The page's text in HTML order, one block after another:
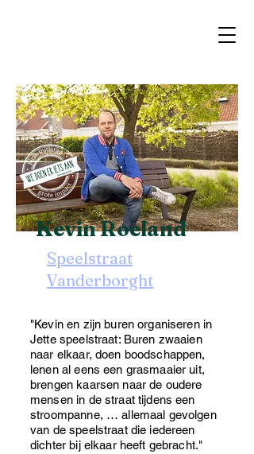
Kevin Roeland
Speelstraat
Vanderborght
"Kevin en zijn buren organiseren in
Jette speelstraat: Buren zwaaien
naar elkaar, doen boodschappen,
lenen al eens een grasmaaier uit,
brengen kaarsen naar de oudere
mensen in de straat tijdens een
stroompanne, … allemaal gevolgen
van de speelstraat die iedereen
dichter bij elkaar heeft gebracht."